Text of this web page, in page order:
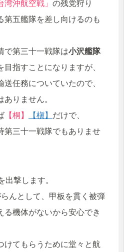
湾沖航空戦」 の残党狩り
第五艦隊を差し向けるのも
で第三十一戦隊は小沢艦隊
指すことになりますが、
送任務についていたので、
りません。
【桐】 【槇】 だけで、
第三十一戦隊でもありませ
出撃します。
んとして、甲板を貫く被弾
る機体がないから安心でき
けてもらうために堂々と航